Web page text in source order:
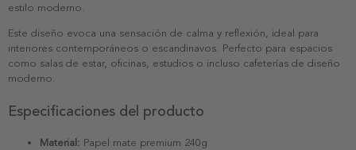
estilo moderno.
Este diseño evoca una sensación de calma y reflexión, ideal para
interiores contemporáneos o escandinavos. Perfecto para espacios
como salas de estar, oficinas, estudios o incluso cafeterías de diseño
moderno.
Especificaciones del producto
Material: Papel mate premium 240g